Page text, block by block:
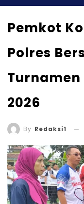
Pemkot
Polres
Turnamen
2026
By Redaksi1